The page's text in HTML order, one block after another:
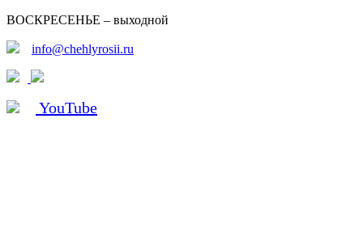
ВОСКРЕСЕНЬЕ – выходной
info@chehlyrosii.ru
YouTube